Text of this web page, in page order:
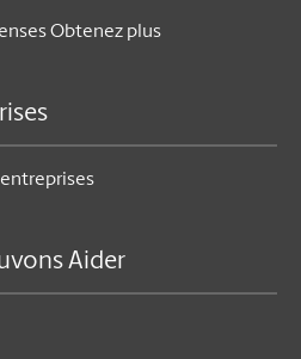
Obtenez plus
Aider